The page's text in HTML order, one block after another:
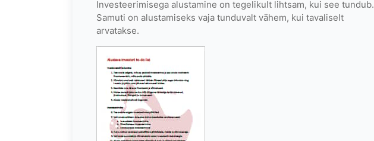
Investeerimisega alustamine on tegelikult lihtsam, kui see tundub.
Samuti on alustamiseks vaja tunduvalt vähem, kui tavaliselt
arvatakse.